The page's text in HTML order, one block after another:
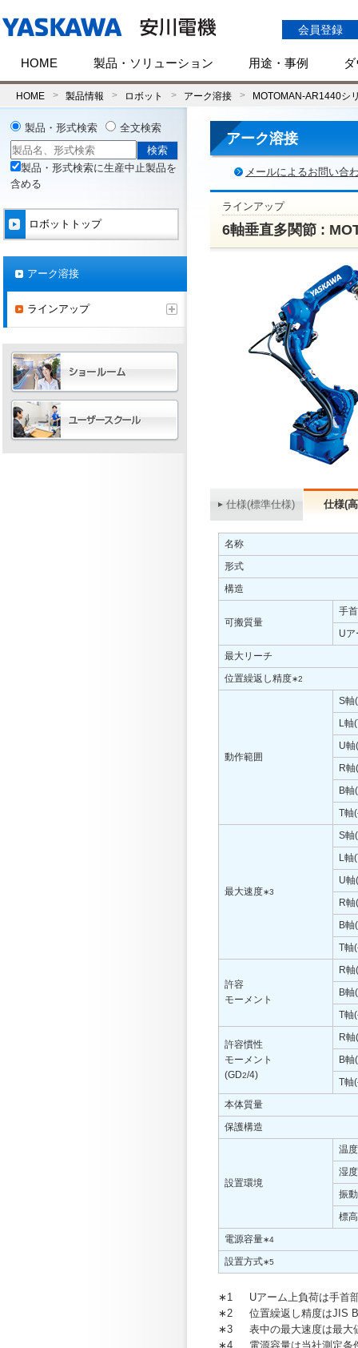
会員登録
HOME 製品・ソリューション 用途・事例
HOME 製品情報 ロボット アーク溶接 MOTOMAN-AR1440シ
アーク溶接
メールによるお問い合
ラインアップ
6軸垂直多関節 :
仕様(標準仕様) 仕様(
名称
形式
構造
可搬質量
手
Uア
最大リーチ
位置繰返し精度∗2
動作範囲
S軸
L軸
U軸
R
B軸
T軸
最大速度∗3
S軸
L軸
U軸
R
B軸
T軸
許容
モーメント
R
B軸
T軸
許容慣性
モーメント
(GD2/4)
R
B軸
T軸
本体質量
保護構造
設置環境
温度
湿度
振
標高
電源容量∗4
設置方式∗5
∗1
Uアーム上負荷は手首
∗2
位置繰返し精度はJIS
∗3
表中の最大速度は最大
∗4
電源容量は当社測定
製品・形式検索 全文検索
製品・形式検索に生産中止製品を
含める
ロボットトップ
アーク溶接
ラインアップ